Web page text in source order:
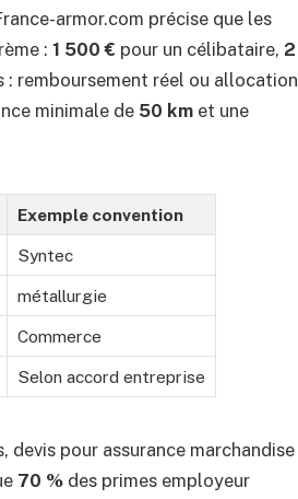
armor.com précise que les
: 1 500 € pour un célibataire, 2
remboursement réel ou allocation
minimale de 50 km et une
Exemple convention
Syntec
métallurgie
Commerce
Selon accord entreprise
pour assurance marchandise
70 % des primes employeur